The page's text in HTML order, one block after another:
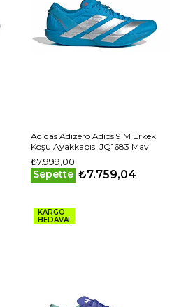
Adidas Adizero Adios 9 M Erkek
Koşu Ayakkabısı JQ1683 Mavi
₺7.999,00
Sepette ₺7.759,04
KARGO
BEDAVA!